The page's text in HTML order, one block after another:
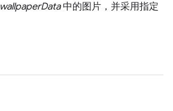
wallpaperData中的图片，并采用指定